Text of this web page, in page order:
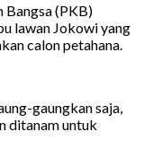
Bangsa (PKB)
lawan Jokowi yang
calon petahana.
gaungkan saja,
ditanam untuk